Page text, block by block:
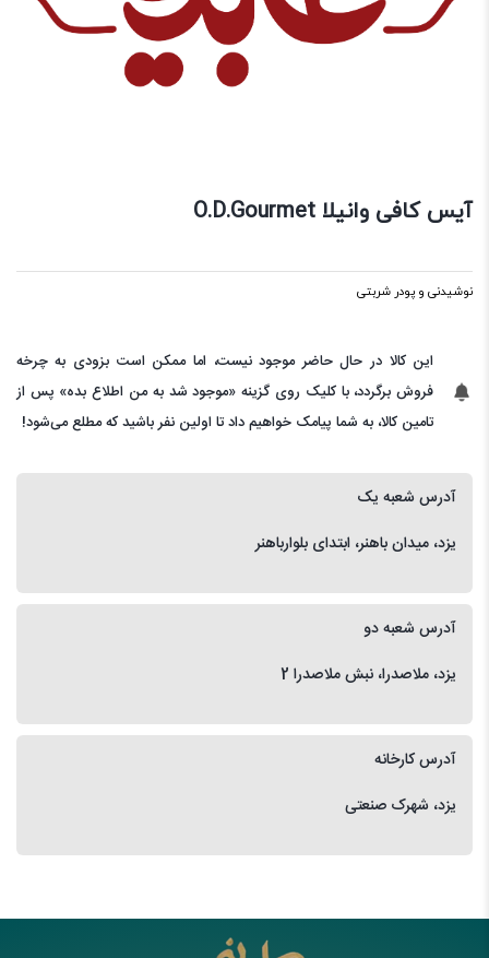
آیس کافی وانیلا O.D.Gourmet
نوشیدنی و پودر شربتی
این کالا در حال حاضر موجود نیست، اما ممکن است بزودی به چرخه
فروش برگردد، با کلیک روی گزینه «موجود شد به من اطلاع بده» پس از
تامین کالا، به شما پیامک خواهیم داد تا اولین نفر باشید که مطلع می‌شود!
آدرس شعبه یک
یزد، میدان باهنر، ابتدای بلوارباهنر
آدرس شعبه دو
یزد، ملاصدرا، نبش ملاصدرا 2
آدرس کارخانه
یزد، شهرک صنعتی